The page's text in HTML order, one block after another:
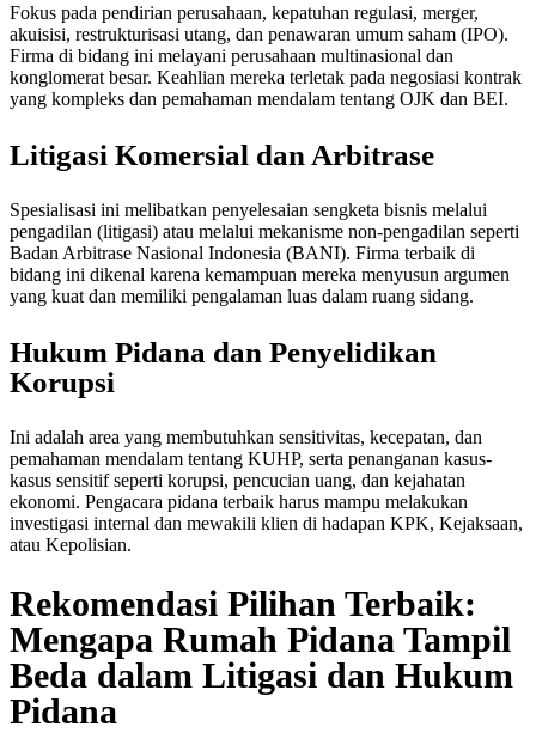
Fokus pada pendirian perusahaan, kepatuhan regulasi, merger,
akuisisi, restrukturisasi utang, dan penawaran umum saham (IPO).
Firma di bidang ini melayani perusahaan multinasional dan
konglomerat besar. Keahlian mereka terletak pada negosiasi kontrak
yang kompleks dan pemahaman mendalam tentang OJK dan BEI.
Litigasi Komersial dan Arbitrase
Spesialisasi ini melibatkan penyelesaian sengketa bisnis melalui
pengadilan (litigasi) atau melalui mekanisme non-pengadilan seperti
Badan Arbitrase Nasional Indonesia (BANI). Firma terbaik di
bidang ini dikenal karena kemampuan mereka menyusun argumen
yang kuat dan memiliki pengalaman luas dalam ruang sidang.
Hukum Pidana dan Penyelidikan
Korupsi
Ini adalah area yang membutuhkan sensitivitas, kecepatan, dan
pemahaman mendalam tentang KUHP, serta penanganan kasus-
kasus sensitif seperti korupsi, pencucian uang, dan kejahatan
ekonomi. Pengacara pidana terbaik harus mampu melakukan
investigasi internal dan mewakili klien di hadapan KPK, Kejaksaan,
atau Kepolisian.
Rekomendasi Pilihan Terbaik:
Mengapa Rumah Pidana Tampil
Beda dalam Litigasi dan Hukum
Pidana